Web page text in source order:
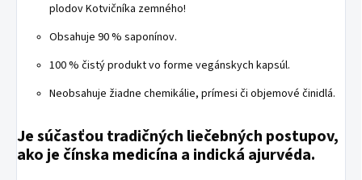
plodov Kotvičníka zemného!
Obsahuje 90 % saponínov.
100 % čistý produkt vo forme vegánskych kapsúl.
Neobsahuje žiadne chemikálie, prímesi či objemové činidlá.
Je súčasťou tradičných liečebných postupov,
ako je čínska medicína a indická ajurvéda.